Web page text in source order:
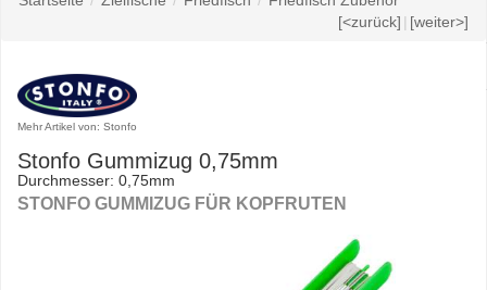
[<zurück] | [weiter>]
Mehr Artikel von: Stonfo
Stonfo Gummizug 0,75mm
Durchmesser: 0,75mm
STONFO GUMMIZUG FÜR KOPFRUTEN